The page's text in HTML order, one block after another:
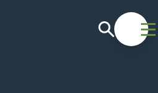
Recherche